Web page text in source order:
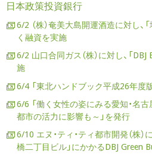
日本政策投資銀行
6/2 （株）奄美大島開運酒造に対し、
く融資を実施
6/2 山口合同ガス（株）に対し、「
施
6/4 「東北ハンドブック平成26年度
6/6 「働く女性の姿にみる愛知・名
都市の活力に影響も～」を発行
6/10 エヌ・ティ・ティ都市開発（株）
橋二丁目ビル」にかかるDBJ Green